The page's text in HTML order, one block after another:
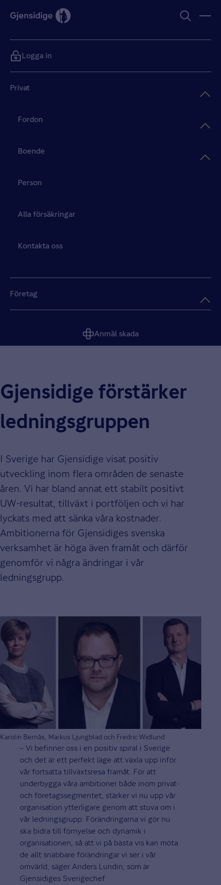
Privat
Fordon
Boende
Person
Alla försäkringar
Kontakta oss
Företag
Anmäl skada
Logga in
Gjensidige förstärker
lednings­gruppen
I Sverige har Gjensidige visat positiv
utveckling inom flera områden de senaste
åren. Vi har bland annat ett stabilt positivt
UW-resultat, tillväxt i portföljen och vi har
lyckats med att sänka våra kostnader.
Ambitionerna för Gjensidiges svenska
verksamhet är höga även framåt och därför
genomför vi några ändringar i vår
ledningsgrupp.
Karolin Bernås, Markus Ljungblad och Fredric Widlund
– Vi befinner oss i en positiv spiral i Sverige
och det är ett perfekt läge att växla upp inför
vår fortsatta tillväxtsresa framåt. För att
underbygga våra ambitioner både inom privat-
och företagssegmentet, stärker vi nu upp vår
organisation ytterligare genom att stuva om i
vår ledningsgrupp. Förändringarna vi gör nu
ska bidra till förnyelse och dynamik i
organisationen, så att vi på bästa vis kan möta
de allt snabbare förändringar vi ser i vår
omvärld, säger Anders Lundin, som är
Gjensidiges Sverigechef.